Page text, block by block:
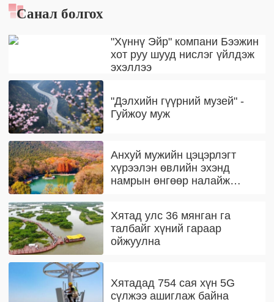
Санал болгох
"Хүннү Эйр" компани Бээжин
хот руу шууд нислэг үйлдэж
эхэллээ
"Дэлхийн гүүрний музей" -
Гуйжоу муж
Анхуй мужийн цэцэрлэгт
хүрээлэн өвлийн эхэнд
намрын өнгөөр налайж
Хятад улс 36 мянган га
талбайг хүний гараар
ойжуулна
Хятадад 754 сая хүн 5G
сүлжээ ашиглаж байна